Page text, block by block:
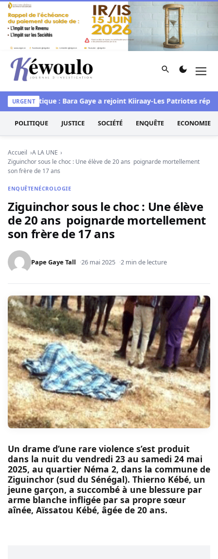
Aller au contenu
Kéwoulo, le premier site d'information et d'investigation
Rechercher
URGENT
Politique : Bara Gaye a rejoint Kiiraay-Les Patriotes
POLITIQUE JUSTICE SOCIÉTÉ ENQUÊTE ECONOMIE
Accueil
A LA UNE
Ziguinchor sous le choc : Une élève de 20 ans poignarde mortellement
son frère de 17 ans
ENQUÊTENÉCROLOGIE
Ziguinchor sous le choc : Une élève
de 20 ans poignarde mortellement
son frère de 17 ans
Pape Gaye Tall 26 mai 2025 2 min de lecture
Un drame d’une rare violence s’est produit
dans la nuit du vendredi 23 au samedi 24 mai
2025, au quartier Néma 2, dans la commune de
Ziguinchor (sud du Sénégal). Thierno Kébé, un
jeune garçon, a succombé à une blessure par
arme blanche infligée par sa propre sœur
aînée, Aïssatou Kébé, âgée de 20 ans.